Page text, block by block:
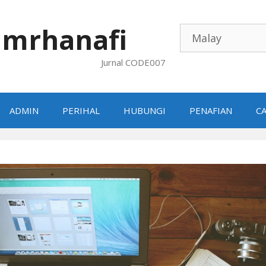
mrhanafi
Jurnal CODE007
ADMIN PERIHAL HUBUNGI PENAFIAN